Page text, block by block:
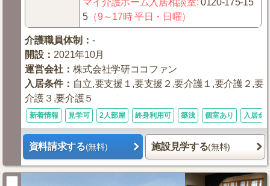
5 （9～17時 平日・日曜）
介護職員体制 ：-
開設 ： 2021年10月
運営会社 ：株式会社学研ココファン
入居条件： 自立,要支援１,要支援２,要介護１,要介護２,要
介護３,要介護５
新着情報 見学可 2人部屋 終身利用可 築浅 個室あり 入居金
資料請求する(無料) 施設見学する(無料)